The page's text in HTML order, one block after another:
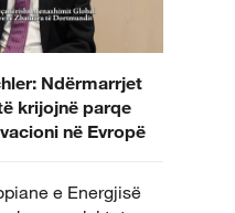
Ndërmarrjet
krijojnë parqe
në Evropë
e Energjisë